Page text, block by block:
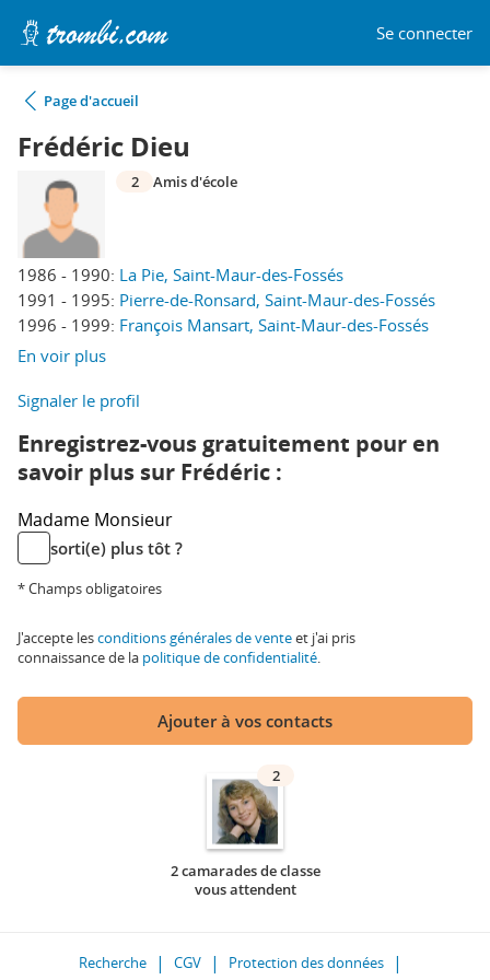
Se connecter
Page d'accueil
Frédéric Dieu
1986 - 1990: La Pie, Saint-Maur-des-Fossés
1991 - 1995: Pierre-de-Ronsard, Saint-Maur-des-Fossés
1996 - 1999: François Mansart, Saint-Maur-des-Fossés
En voir plus
2 Amis d'école
Signaler le profil
Enregistrez-vous gratuitement pour en
savoir plus sur Frédéric :
Madame Monsieur
sorti(e) plus tôt ?
* Champs obligatoires
J'accepte lesconditions générales de venteet j'ai pris
connaissance de la politique de confidentialité.
Ajouter à vos contacts
2
2 camarades de classe
vous attendent
Recherche CGV
Protection des données